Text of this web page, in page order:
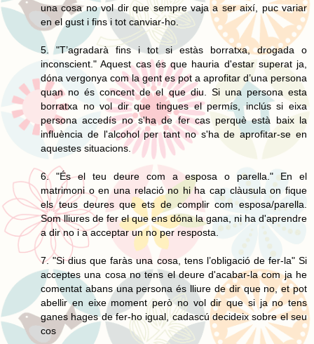
una cosa no vol dir que sempre vaja a ser així, puc variar
en el gust i fins i tot canviar-ho.
5. "T’agradarà fins i tot si estàs borratxa, drogada o
inconscient." Aquest cas és que hauria d'estar superat ja,
dóna vergonya com la gent es pot a aprofitar d’una persona
quan no és concent de el que diu. Si una persona esta
borratxa no vol dir que tingues el permís, inclús si eixa
persona accedís no s'ha de fer cas perquè està baix la
influència de l'alcohol per tant no s'ha de aprofitar-se en
aquestes situacions.
6. "És el teu deure com a esposa o parella." En el
matrimoni o en una relació no hi ha cap clàusula on fique
els teus deures que ets de complir com esposa/parella.
Som lliures de fer el que ens dóna la gana, ni ha d'aprendre
a dir no i a acceptar un no per resposta.
7. "Si dius que faràs una cosa, tens l’obligació de fer-la" Si
acceptes una cosa no tens el deure d'acabar-la com ja he
comentat abans una persona és lliure de dir que no, et pot
abellir en eixe moment però no vol dir que si ja no tens
ganes hages de fer-ho igual, cadascú decideix sobre el seu
cos